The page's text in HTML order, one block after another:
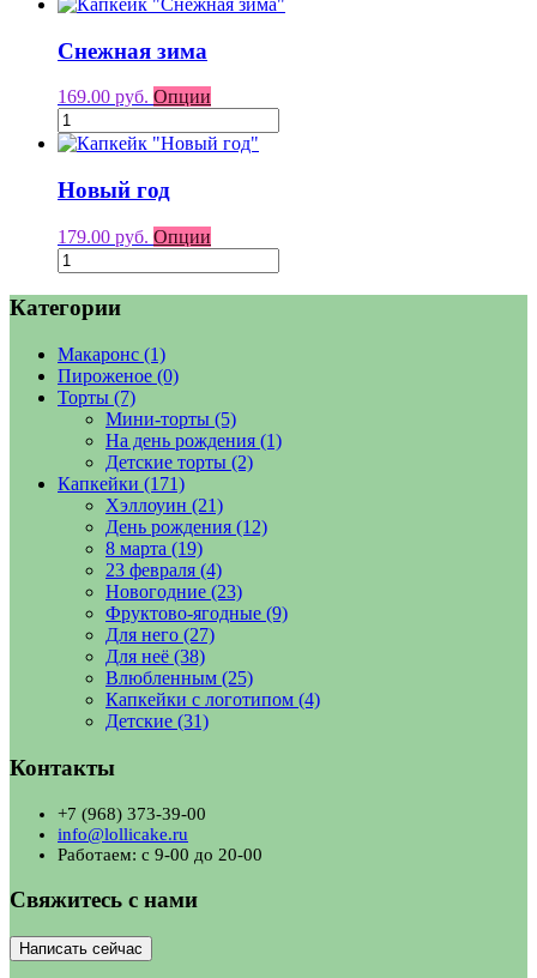
Снежная зима
169.00 руб. Опции
Новый год
179.00 руб. Опции
Категории
Макаронс (1)
Пироженое (0)
Торты (7)
Мини-торты (5)
На день рождения (1)
Детские торты (2)
Капкейки (171)
Хэллоуин (21)
День рождения (12)
8 марта (19)
23 февраля (4)
Новогодние (23)
Фруктово-ягодные (9)
Для него (27)
Для неё (38)
Влюбленным (25)
Капкейки с логотипом (4)
Детские (31)
Контакты
+7 (968) 373-39-00
info@lollicake.ru
Работаем: с 9-00 до 20-00
Свяжитесь с нами
Написать сейчас